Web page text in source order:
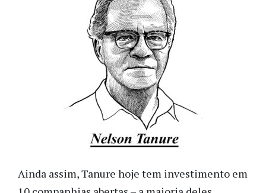
Ainda assim, Tanure hoje tem investimento em